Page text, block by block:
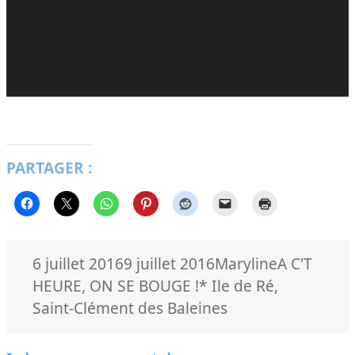
PARTAGER :
Publié
le
6 juillet 20169 juillet 2016Auteur
MarylineCatégories
A C'T
HEURE, ON SE BOUGE !Mots-
clés
* Ile de Ré,
Saint-Clément des Baleines